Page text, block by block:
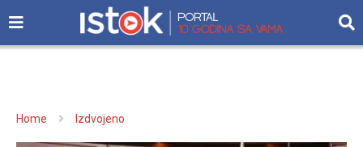
Home Izdvojeno